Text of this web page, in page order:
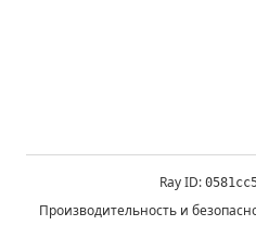
Ray ID:
Производительность и